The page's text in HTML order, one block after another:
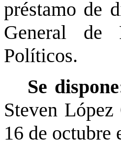
préstamo de
General de
Políticos.
Se
Steven
16 de octubre